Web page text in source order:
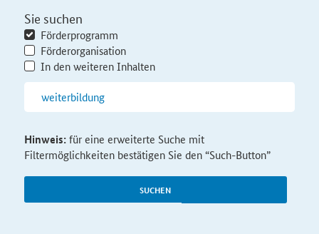
Sie suchen
Förderprogramm
Förderorganisation
In den weiteren Inhalten
SUCHEN
Hinweis:für eine erweiterte Suche mit
Filtermöglichkeiten bestätigen Sie den “Such-Button”